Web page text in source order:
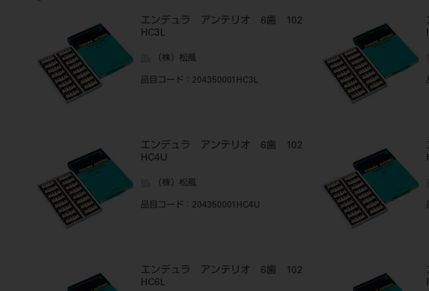
エンデュラ アンテリオ 6歯 102
HC3L
（株）松風
品目コード ：204350001HC3L
エンデュラ アンテリオ 6歯 102
HC4U
（株）松風
品目コード ：204350001HC4U
エンデュラ アンテリオ 6歯 102
HC6L